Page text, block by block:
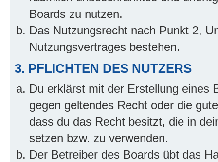
Boards zu nutzen.
Das Nutzungsrecht nach Punkt 2,
Nutzungsvertrages bestehen.
3. PFLICHTEN DES NUTZERS
Du erklärst mit der Erstellung eines
gegen geltendes Recht oder die
dass du das Recht besitzt, die in
setzen bzw. zu verwenden.
Der Betreiber des Boards übt das